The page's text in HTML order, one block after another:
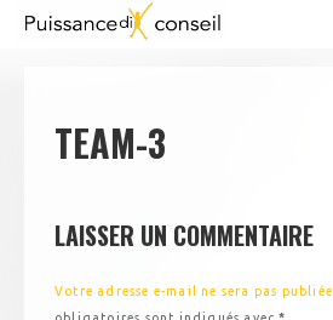
TEAM-3
LAISSER UN COMMENTAIRE
Votre adresse e-mail ne sera pas publiée.